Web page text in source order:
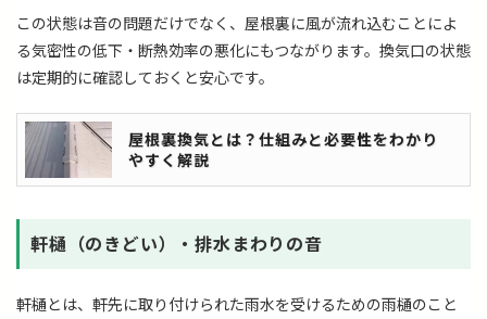
この状態は音の問題だけでなく、屋根裏に風が流れ込むことによ
る気密性の低下・断熱効率の悪化にもつながります。換気口の状態
は定期的に確認しておくと安心です。
屋根裏換気とは？仕組みと必要性をわかり
やすく解説
軒樋（のきどい）・排水まわりの音
軒樋とは、軒先に取り付けられた雨水を受けるための雨樋のこと